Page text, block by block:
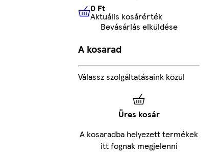
0 FtAktuális kosárérték
0 Ft
Aktuális kosárérték
Bevásárlás elküldése
A kosarad
Válassz szolgáltatásaink közül
Üres kosár
A kosaradba helyezett termékek
itt fognak megjelenni